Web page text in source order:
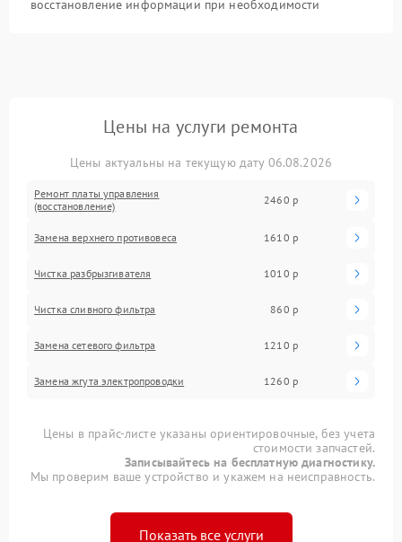
восстановление информации при необходимости
Цены на услуги ремонта
Цены актуальны на текущую дату 06.08.2026
Ремонт платы управления
(восстановление)
2460 р
Замена верхнего противовеса 1610 р
Чистка разбрызгивателя 1010 р
Чистка сливного фильтра 860 р
Замена сетевого фильтра 1210 р
Замена жгута электропроводки 1260 р
Цены в прайс-листе указаны ориентировочные, без учета
стоимости запчастей.
Записывайтесь на бесплатную диагностику.
Мы проверим ваше устройство и укажем на неисправность.
Показать все услуги